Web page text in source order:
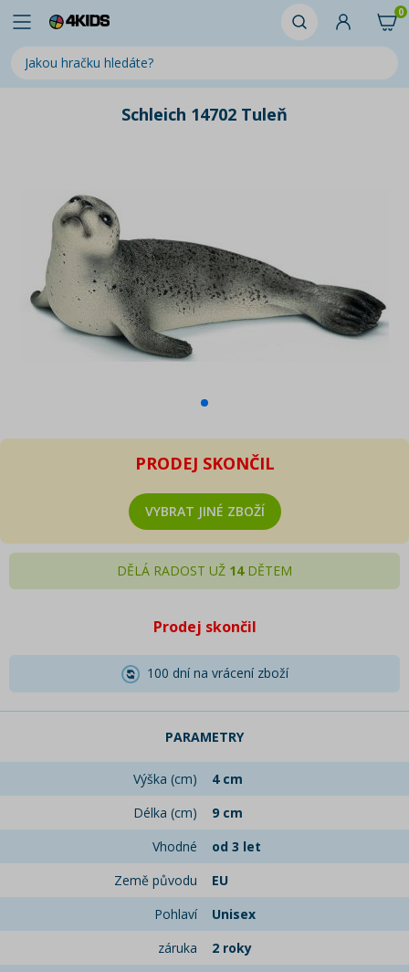
0
Schleich 14702 Tuleň
PRODEJ SKONČIL
VYBRAT JINÉ ZBOŽÍ
DĚLÁ RADOST UŽ 14DĚTEM
Prodej skončil
100 dní na vrácení zboží
PARAMETRY
Výška (cm)
4 cm
Délka (cm)
9 cm
Vhodné
od 3 let
Země původu
EU
Pohlaví
Unisex
záruka
2 roky